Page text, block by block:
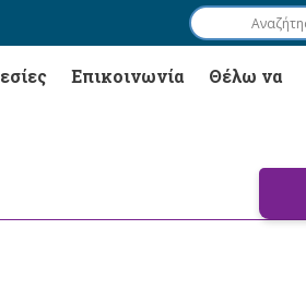
Επικοινωνία Θέλω να